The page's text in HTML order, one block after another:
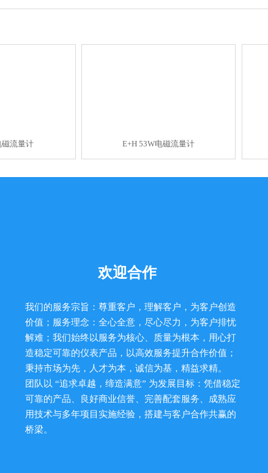
磁流量计 E+H 53W电磁流量计
欢迎合作
我们的服务宗旨：尊重客户，理解客户，为客户创造
价值；服务理念：全心全意，尽心尽力，为客户排忧
解难；我们始终以服务为核心、质量为根本，用心打
造稳定可靠的仪表产品，以高效服务提升合作价值；
秉持市场为先，人才为本，诚信为基，精益求精。
团队以 “追求卓越，缔造满意” 为发展目标：凭借稳定
可靠的产品、良好商业信誉、完善配套服务、成熟应
用技术与多年项目实施经验，搭建与客户合作共赢的
桥梁。